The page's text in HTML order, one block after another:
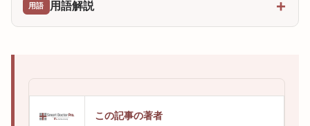
用語解説
この記事の著者